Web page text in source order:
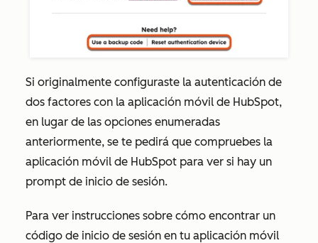
Si originalmente configuraste la autenticación de
dos factores con la aplicación móvil de HubSpot,
en lugar de las opciones enumeradas
anteriormente, se te pedirá que compruebes la
aplicación móvil de HubSpot para ver si hay un
prompt de inicio de sesión.
Para ver instrucciones sobre cómo encontrar un
código de inicio de sesión en tu aplicación móvil